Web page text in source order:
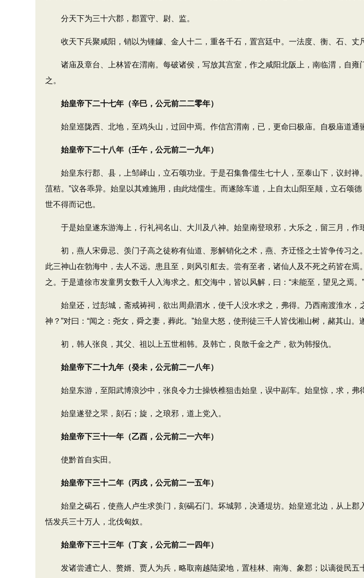
分天下为三十六郡，郡置守、尉、监。
收天下兵聚咸阳，销以为锺鐻、金人十二，重各千石，置宫廷中。一法度、衡、石、丈
诸庙及章台、上林皆在渭南。每破诸侯，写放其宫室，作之咸阳北阪上，南临渭，自雍
之。
始皇帝下二十七年（辛巳，公元前二二零年）
始皇巡陇西、北地，至鸡头山，过回中焉。作信宫渭南，已，更命曰极庙。自极庙道通
始皇帝下二十八年（壬午，公元前二一九年）
始皇东行郡、县，上邹峄山，立石颂功业。于是召集鲁儒生七十人，至泰山下，议封禅
菹秸。”议各乖异。始皇以其难施用，由此绌儒生。而遂除车道，上自太山阳至颠，立石颂
世不得而记也。
于是始皇遂东游海上，行礼祠名山、大川及八神。始皇南登琅邪，大乐之，留三月，作
初，燕人宋毋忌、羡门子高之徒称有仙道、形解销化之术，燕、齐迂怪之士皆争传习之
此三神山在勃海中，去人不远。患且至，则风引舡去。尝有至者，诸仙人及不死之药皆在
之。于是遣徐市发童男女数千人入海求之。舡交海中，皆以风解，曰：“未能至，望见之焉。”
始皇还，过彭城，斋戒祷祠，欲出周鼎泗水，使千人没水求之，弗得。乃西南渡淮水，
神？”对曰：“闻之：尧女，舜之妻，葬此。”始皇大怒，使刑徒三千人皆伐湘山树，赭其山。
初，韩人张良，其父、祖以上五世相韩。及韩亡，良散千金之产，欲为韩报仇。
始皇帝下二十九年（癸未，公元前二一八年）
始皇东游，至阳武博浪沙中，张良令力士操铁椎狙击始皇，误中副车。始皇惊，求，弗
始皇遂登之罘，刻石；旋，之琅邪，道上党入。
始皇帝下三十一年（乙酉，公元前二一六年）
使黔首自实田。
始皇帝下三十二年（丙戌，公元前二一五年）
始皇之碣石，使燕人卢生求羡门，刻碣石门。坏城郭，决通堤坊。始皇巡北边，从上郡
恬发兵三十万人，北伐匈奴。
始皇帝下三十三年（丁亥，公元前二一四年）
发诸尝逋亡人、赘婿、贾人为兵，略取南越陆梁地，置桂林、南海、象郡；以谪徙民五